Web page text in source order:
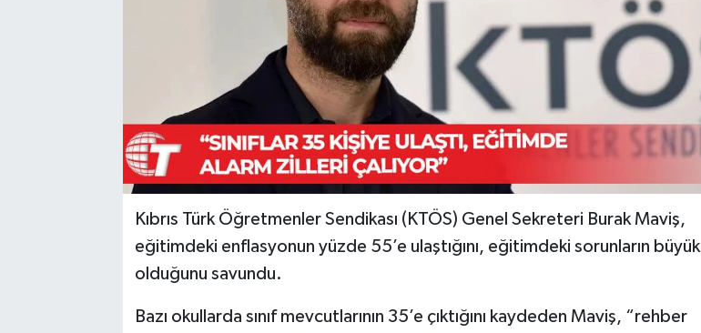
Kıbrıs Türk Öğretmenler Sendikası (KTÖS) Genel Sekreteri Burak Maviş,
eğitimdeki enflasyonun yüzde 55’e ulaştığını, eğitimdeki sorunların büyük
olduğunu savundu.
Bazı okullarda sınıf mevcutlarının 35’e çıktığını kaydeden Maviş, “rehber